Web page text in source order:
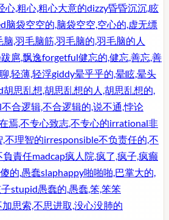
心,粗心,粗心大意的dizzy昏昏沉沉,眩
脑袋空空的,脑袋空空,空心的,虚无缥
脑,羽毛脑筋,羽毛脑的,羽毛脑的人
扈,飘逸forgetful健忘的,健忘,善忘,善
,轻薄,轻浮giddy晕乎乎的,晕眩,晕头
胡思乱想,胡思乱想的人,胡思乱想的,
不合逻辑,不合逻辑的,说不通,悖论
焉,不专心致志,不专心的irrational非
不理智的irresponsible不负责任的,不
負責任madcap疯人院,疯了,疯子,疯癫
的,愚蠢slaphappy啪啪啪,巴掌大的,
stupid愚蠢的,愚蠢,笨,笨笨
思索,不思进取,没心没肺的